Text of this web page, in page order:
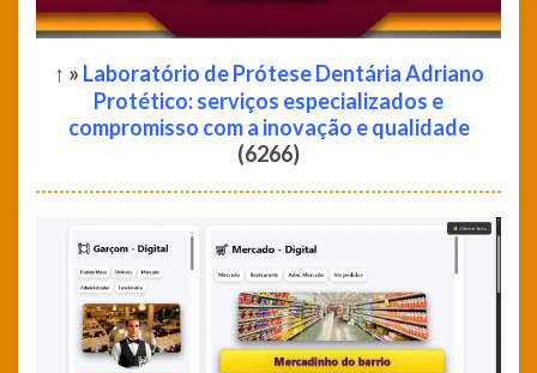
↑ » Laboratório de Prótese Dentária Adriano
Protético: serviços especializados e
compromisso com a inovação e qualidade
(6266)